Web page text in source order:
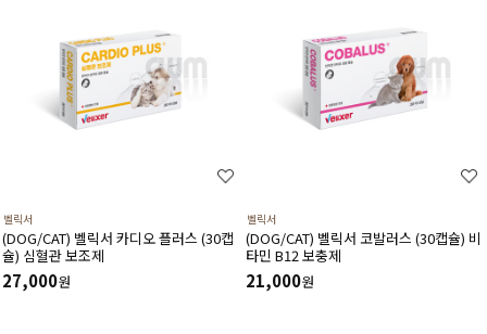
벨릭서
(DOG/CAT) 벨릭서 카디오 플러스 (30캡
슐) 심혈관 보조제
27,000원
벨릭서
(DOG/CAT) 벨릭서 코발러스 (30캡슐) 비
타민 B12 보충제
21,000원